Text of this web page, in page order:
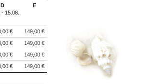
D
15.08.
E
€
149,00 €
€
149,00 €
€
149,00 €
€ 149,00 €